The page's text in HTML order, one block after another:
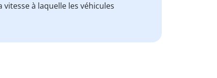
à laquelle les véhicules